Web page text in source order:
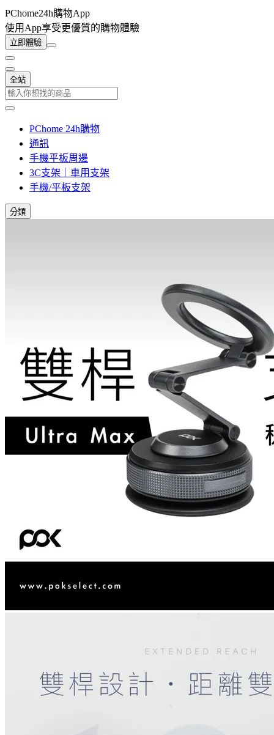
PChome24h購物App
使用App享受更優質的購物體驗
立即體驗
全站
PChome 24h購物
通訊
手機平板周邊
3C支架｜車用支架
手機/平板支架
分類